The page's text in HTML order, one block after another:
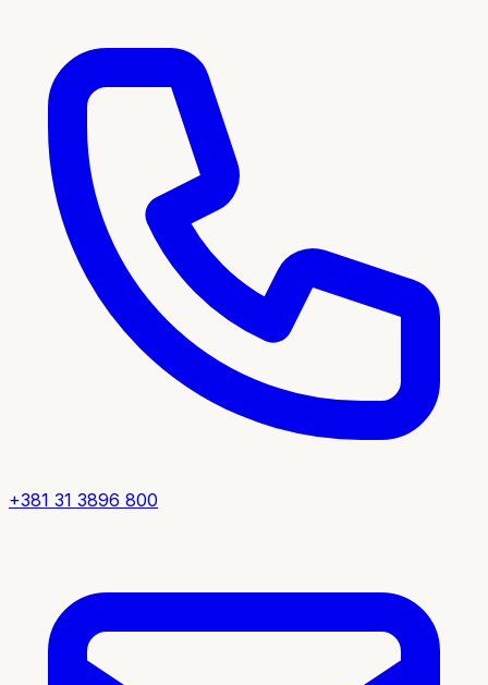
+381 31 3896 800